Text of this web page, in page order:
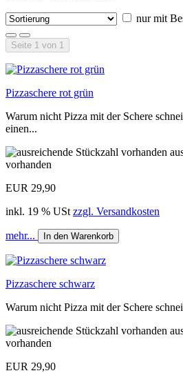
nur mit
Seite 1 von 1
Pizzaschere rot grün
Warum nicht Pizza mit der Schere
einen...
vorhanden
EUR 29,90
inkl. 19 % USt zzgl. Versandkosten
mehr... In den Warenkorb
Pizzaschere schwarz
Warum nicht Pizza mit der Schere
vorhanden
EUR 29,90